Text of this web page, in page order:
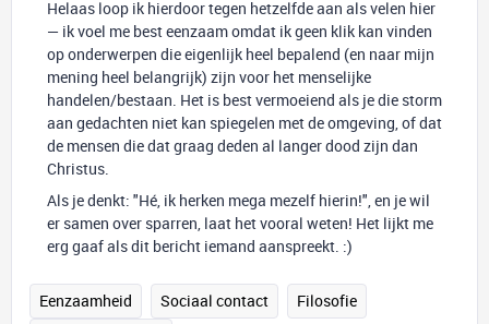
Helaas loop ik hierdoor tegen hetzelfde aan als velen hier
— ik voel me best eenzaam omdat ik geen klik kan vinden
op onderwerpen die eigenlijk heel bepalend (en naar mijn
mening heel belangrijk) zijn voor het menselijke
handelen/bestaan. Het is best vermoeiend als je die storm
aan gedachten niet kan spiegelen met de omgeving, of dat
de mensen die dat graag deden al langer dood zijn dan
Christus.
Als je denkt: "Hé, ik herken mega mezelf hierin!", en je wil
er samen over sparren, laat het vooral weten! Het lijkt me
erg gaaf als dit bericht iemand aanspreekt. :)
Eenzaamheid Sociaal contact
Filosofie